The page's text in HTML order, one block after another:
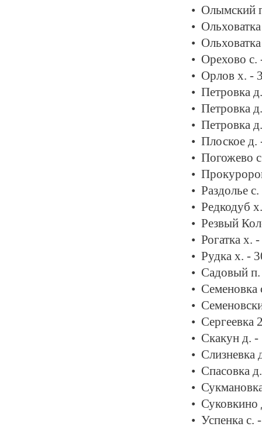
Олымский
Орехово с.
Орлов х. -
Петровка
Петровка
Петровка
Плоское д.
Погожево
Раздолье
Редкодуб
Резвый
Рогатка х.
Рудка х. -
Садовый
Семеновка
Сергеевка
Скакун д.
Слизневка
Спасовка
Суковкино
Успенка с.